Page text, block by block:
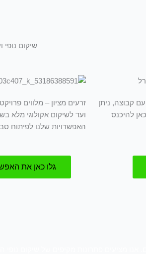
קבוצה, ניתן
להיכנס
שיקום נופי
זרעים מציון – מלווים
ועד לשיקום אקולוגי מלא
האפשרויות שלנו לפיתוח
גלו כאן את